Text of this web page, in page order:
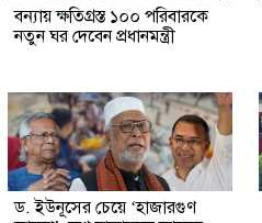
বন্যায় ক্ষতিগ্রস্ত ১০০ পরিবারকে
নতুন ঘর দেবেন প্রধানমন্ত্রী
ড. ইউনূসের চেয়ে ‘হাজারগুণ